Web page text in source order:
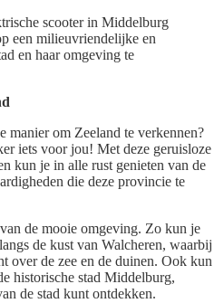
scooter in Middelburg
een milieuvriendelijke en
en haar omgeving te
manier om Zeeland te verkennen?
iets voor jou! Met deze geruisloze
kun je in alle rust genieten van de
die deze provincie te
de mooie omgeving. Zo kun je
de kust van Walcheren, waarbij
over de zee en de duinen. Ook kun
historische stad Middelburg,
de stad kunt ontdekken.